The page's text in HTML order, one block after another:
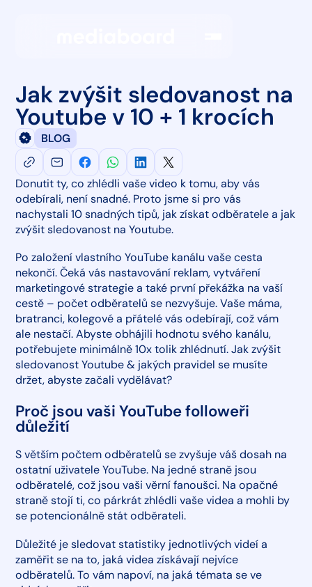
Jak zvýšit sledovanost na
Youtube v 10 + 1 krocích
BLOG
Donutit ty, co zhlédli vaše video k tomu, aby vás
odebírali, není snadné. Proto jsme si pro vás
nachystali 10 snadných tipů, jak získat odběratele a jak
zvýšit sledovanost na Youtube.
Po založení vlastního YouTube kanálu vaše cesta
nekončí. Čeká vás nastavování reklam, vytváření
marketingové strategie a také první překážka na vaší
cestě – počet odběratelů se nezvyšuje. Vaše máma,
bratranci, kolegové a přátelé vás odebírají, což vám
ale nestačí. Abyste obhájili hodnotu svého kanálu,
potřebujete minimálně 10x tolik zhlédnutí. Jak zvýšit
sledovanost Youtube & jakých pravidel se musíte
držet, abyste začali vydělávat?
Proč jsou vaši YouTube followeři
důležití
S větším počtem odběratelů se zvyšuje váš dosah na
ostatní uživatele YouTube. Na jedné straně jsou
odběratelé, což jsou vaši věrní fanoušci. Na opačné
straně stojí ti, co párkrát zhlédli vaše videa a mohli by
se potencionálně stát odběrateli.
Důležité je sledovat statistiky jednotlivých videí a
zaměřit se na to, jaká videa získávají nejvíce
odběratelů. To vám napoví, na jaká témata se ve